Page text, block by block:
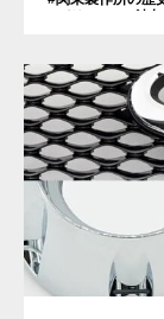
#パリソン
#射